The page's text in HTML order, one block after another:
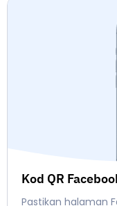
Kod QR
Pastikan halaman